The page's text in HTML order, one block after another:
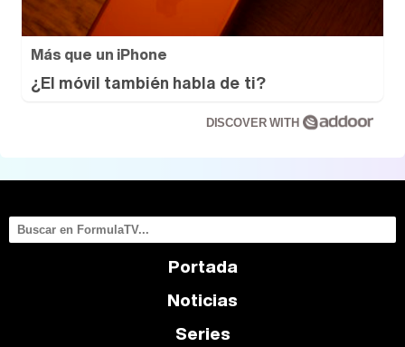
Más que un iPhone
¿El móvil también habla de ti?
DISCOVER WITH
Portada
Noticias
Series